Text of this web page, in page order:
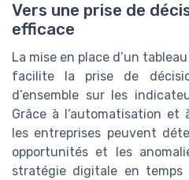
Vers une prise de
efficace
La mise en place d’un
facilite la prise de
d’ensemble sur les
Grâce à l’automatisation et
les entreprises peuvent
opportunités et les
stratégie digitale en temps